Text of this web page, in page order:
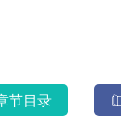
节目录